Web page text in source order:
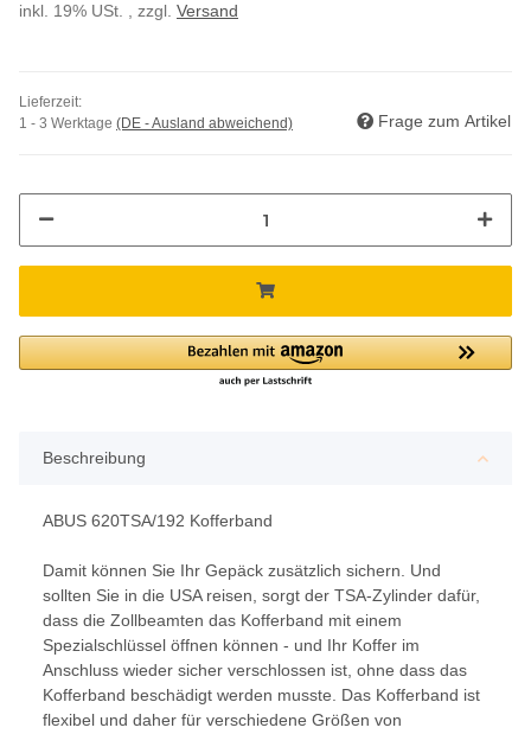
inkl. 19% USt. , zzgl. Versand
Lieferzeit:
1 - 3 Werktage (DE - Ausland abweichend) Frage zum Artikel
Beschreibung
ABUS 620TSA/192 Kofferband
Damit können Sie Ihr Gepäck zusätzlich sichern. Und
sollten Sie in die USA reisen, sorgt der TSA-Zylinder dafür,
dass die Zollbeamten das Kofferband mit einem
Spezialschlüssel öffnen können - und Ihr Koffer im
Anschluss wieder sicher verschlossen ist, ohne dass das
Kofferband beschädigt werden musste. Das Kofferband ist
flexibel und daher für verschiedene Größen von